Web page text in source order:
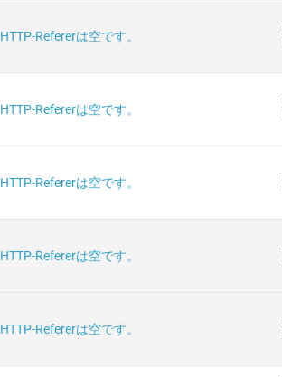
HTTP-Refererは空です。
HTTP-Refererは空です。
HTTP-Refererは空です。
HTTP-Refererは空です。
HTTP-Refererは空です。